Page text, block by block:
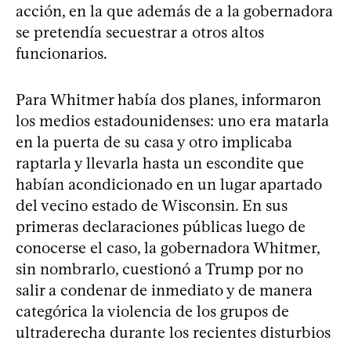
acción, en la que además de a la gobernadora
se pretendía secuestrar a otros altos
funcionarios.
Para Whitmer había dos planes, informaron
los medios estadounidenses: uno era matarla
en la puerta de su casa y otro implicaba
raptarla y llevarla hasta un escondite que
habían acondicionado en un lugar apartado
del vecino estado de Wisconsin. En sus
primeras declaraciones públicas luego de
conocerse el caso, la gobernadora Whitmer,
sin nombrarlo, cuestionó a Trump por no
salir a condenar de inmediato y de manera
categórica la violencia de los grupos de
ultraderecha durante los recientes disturbios